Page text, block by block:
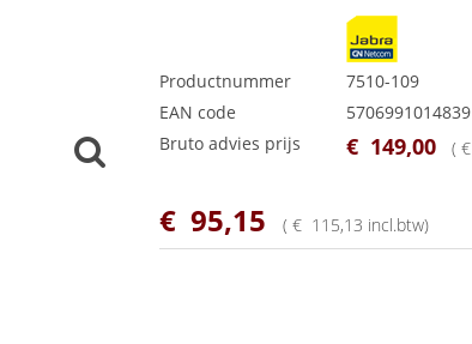
Productnummer
7510-109
EAN code
5706991014839
Bruto advies prijs
€ 149,00 ( €
€ 95,15 ( € 115,13 incl.btw)